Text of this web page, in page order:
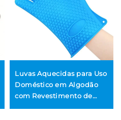
Luvas Aquecidas para Uso
Doméstico em Algodão
com Revestimento de